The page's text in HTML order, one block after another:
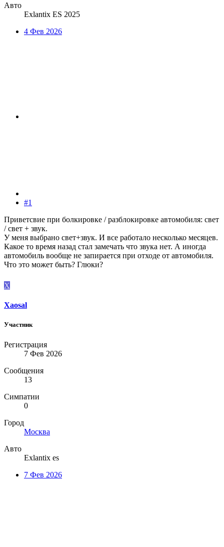
Авто
Exlantix ES 2025
4 Фев 2026
#1
Приветсвие при болкировке / разблокировке автомобиля: свет
/ свет + звук.
У меня выбрано свет+звук. И все работало несколько месяцев.
Какое то время назад стал замечать что звука нет. А иногда
автомобиль вообще не запирается при отходе от автомобиля.
Что это может быть? Глюки?
X
Xaosal
Участник
Регистрация
7 Фев 2026
Сообщения
13
Симпатии
0
Город
Москва
Авто
Exlantix es
7 Фев 2026